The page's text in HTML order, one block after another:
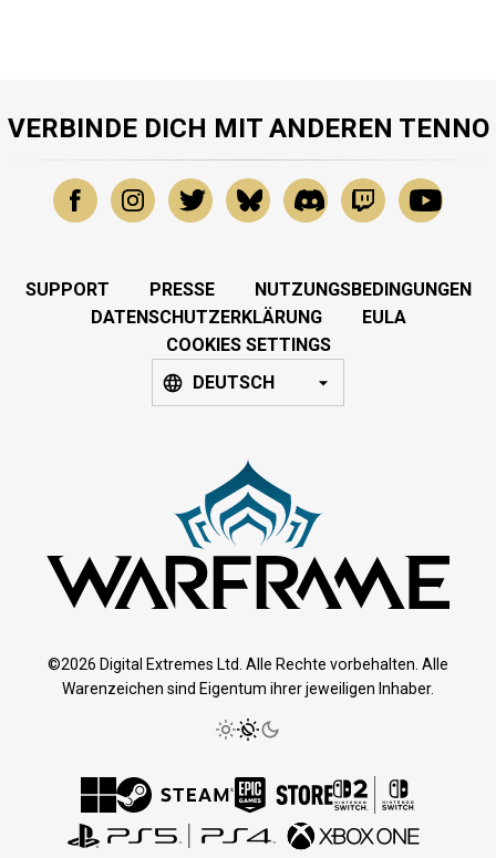
VERBINDE DICH MIT ANDEREN TENNO
SUPPORT PRESSE
NUTZUNGSBEDINGUNGEN
DATENSCHUTZERKLÄRUNG
EULA
COOKIES SETTINGS
DEUTSCH
©2026 Digital Extremes Ltd. Alle Rechte vorbehalten. Alle
Warenzeichen sind Eigentum ihrer jeweiligen Inhaber.